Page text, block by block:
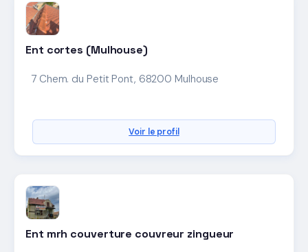
Ent cortes (Mulhouse)
7 Chem. du Petit Pont, 68200 Mulhouse
Voir le profil
Ent mrh couverture couvreur zingueur